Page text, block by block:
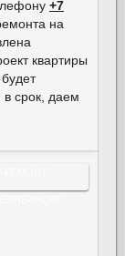
+7
на
квартиры
в срок, даем